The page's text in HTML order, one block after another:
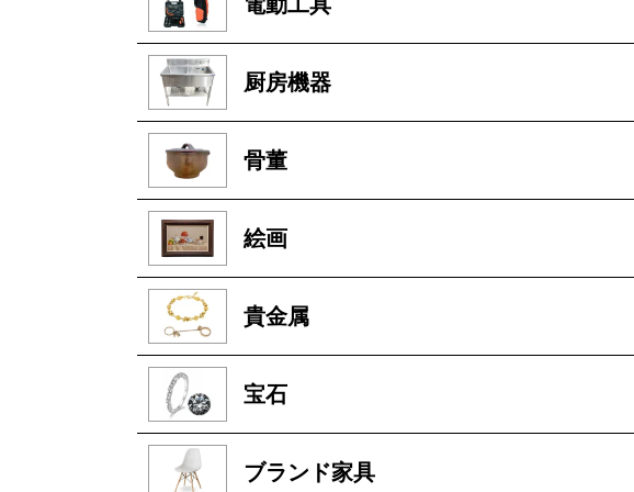
厨房機器
骨董
絵画
貴金属
宝石
ブランド家具